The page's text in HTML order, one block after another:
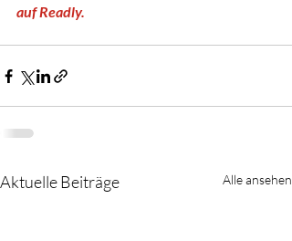
auf Readly.
Aktuelle Beiträge Alle ansehen